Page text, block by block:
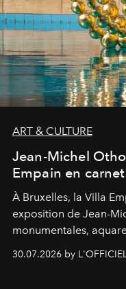
ART & CULTURE
Jean-Michel
Empain en
À Bruxelles, la Villa
exposition de Jean-
monumentales,
soufflé, l’artiste
émotionnel où
30.07.2026 by